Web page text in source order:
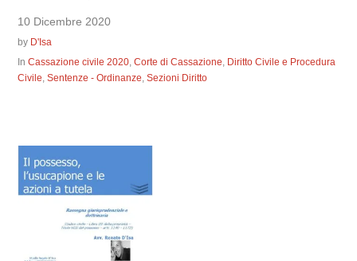
10 Dicembre 2020
by D'Isa
InCassazione civile 2020,Corte di Cassazione, Diritto Civile e Procedura
Civile,Sentenze - Ordinanze,Sezioni Diritto